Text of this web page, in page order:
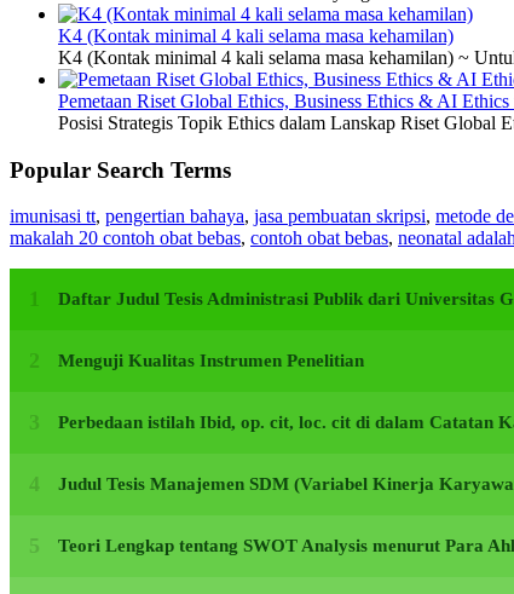
K4 (Kontak minimal 4 kali selama masa kehamilan)
K4 (Kontak minimal 4 kali selama masa kehamilan) ~
Pemetaan Riset Global Ethics, Business Ethics & AI
Posisi Strategis Topik Ethics dalam Lanskap Riset Global
Popular Search Terms
imunisasi tt, pengertian bahaya, jasa pembuatan skripsi, metode
makalah 20 contoh obat bebas, contoh obat bebas, neonatal
Daftar Judul Tesis Administrasi Publik dari Universitas
Menguji Kualitas Instrumen Penelitian
Perbedaan istilah Ibid, op. cit, loc. cit di dalam Catatan
Judul Tesis Manajemen SDM (Variabel Kinerja
Teori Lengkap tentang SWOT Analysis menurut Para